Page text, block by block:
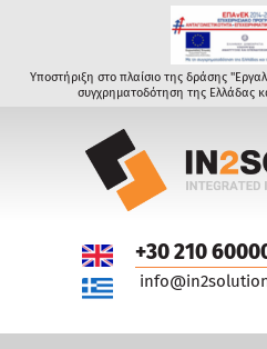
Υποστήριξη στο πλαίσιο της δράσης
συγχρηματοδότηση της Ελλάδας
+30 210